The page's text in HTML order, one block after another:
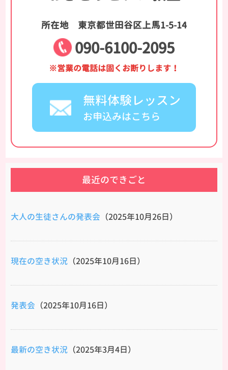
所在地 東京都世田谷区上馬1-5-14
090-6100-2095
※営業の電話は固くお断りします！
無料体験レッスン
お申込みはこちら
最近のできごと
大人の生徒さんの発表会 （2025年10月26日）
現在の空き状況 （2025年10月16日）
発表会 （2025年10月16日）
最新の空き状況 （2025年3月4日）